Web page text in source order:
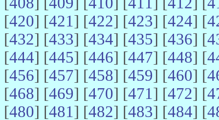
[420] [421] [422] [423] [424] [
[432] [433] [434] [435] [436] [
[444] [445] [446] [447] [448] [
[456] [457] [458] [459] [460] [
[468] [469] [470] [471] [472] [
[480] [481] [482] [483] [484] [